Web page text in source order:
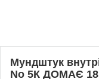
Мундштук
No 5К ДОМАЄ